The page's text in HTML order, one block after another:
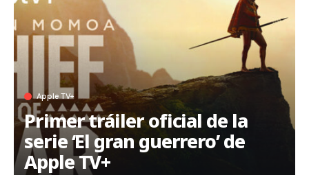
Apple TV+
Primer tráiler oficial de la
serie ‘El gran guerrero’ de
Apple TV+